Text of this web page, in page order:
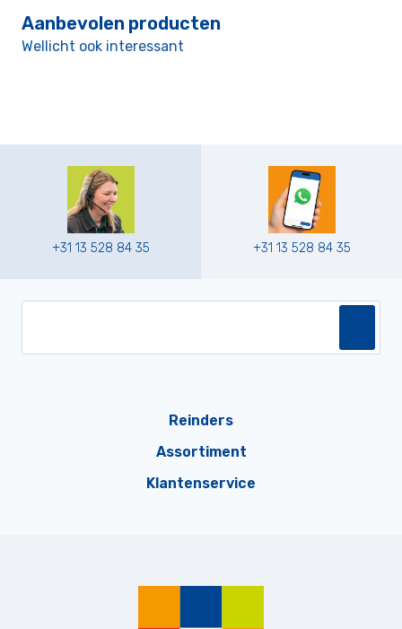
Aanbevolen producten
Wellicht ook interessant
+31 13 528 84 35 +31 13 528 84 35
Reinders
Assortiment
Klantenservice